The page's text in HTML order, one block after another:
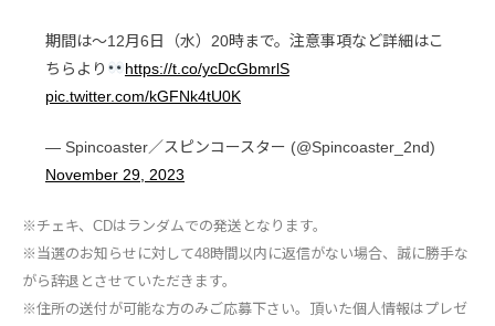
期間は〜12月6日（水）20時まで。注意事項など詳細はこ
ちらより
https://t.co/ycDcGbmrlS
pic.twitter.com/kGFNk4tU0K
— Spincoaster／スピンコースター (@Spincoaster_2nd)
November 29, 2023
※チェキ、CDはランダムでの発送となります。
※当選のお知らせに対して48時間以内に返信がない場合、誠に勝手な
がら辞退とさせていただきます。
※住所の送付が可能な方のみご応募下さい。頂いた個人情報はプレゼ